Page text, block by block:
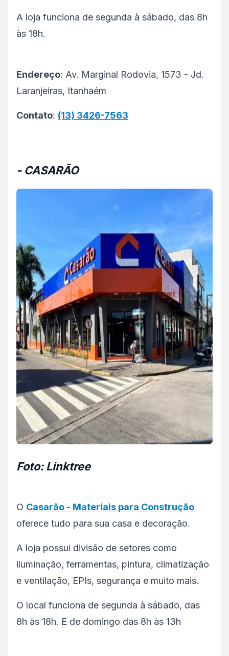
A loja funciona de segunda à sábado, das 8h
às 18h.
Endereço: Av. Marginal Rodovia, 1573 - Jd.
Laranjeiras, Itanhaém
Contato: (13) 3426-7563
- CASARÃO
Foto: Linktree
O Casarão - Materiais para Construção
oferece tudo para sua casa e decoração.
A loja possui divisão de setores como
iluminação, ferramentas, pintura, climatização
e ventilação, EPIs, segurança e muito mais.
O local funciona de segunda à sábado, das
8h às 18h. E de domingo das 8h às 13h